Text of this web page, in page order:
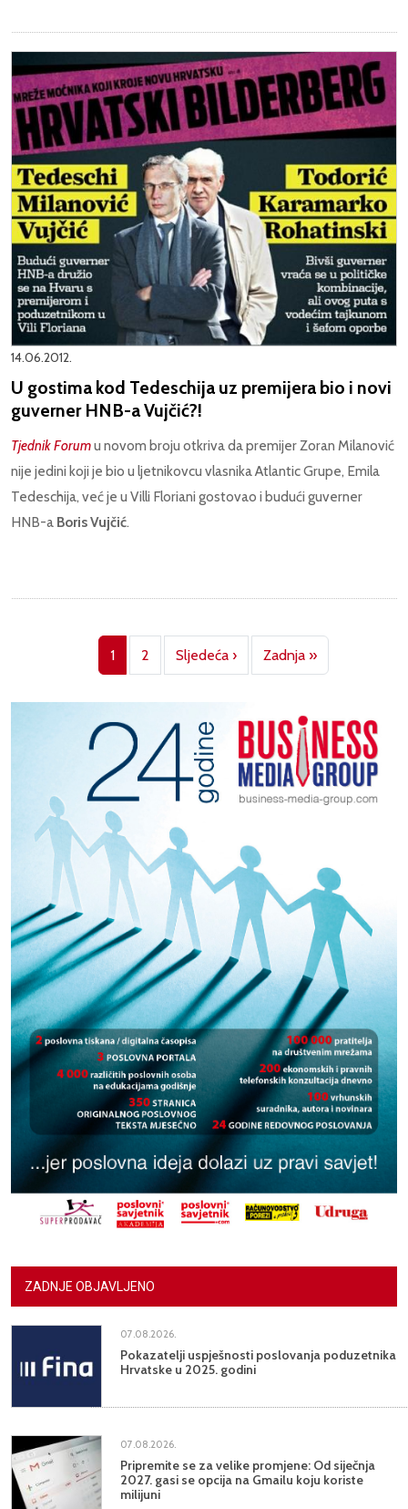
14.06.2012.
U gostima kod Tedeschija uz premijera bio i novi
guverner HNB-a Vujčić?!
Tjednik Forumu novom broju otkriva da premijer Zoran Milanović
nije jedini koji je bio u ljetnikovcu vlasnika Atlantic Grupe, Emila
Tedeschija, već je u Villi Floriani gostovao i budući guverner
HNB-a Boris Vujčić.
1 2 Sljedeća ›Next page
Zadnja »Last page
ZADNJE OBJAVLJENO
07.08.2026.
Pokazatelji uspješnosti poslovanja poduzetnika
Hrvatske u 2025. godini
07.08.2026.
Pripremite se za velike promjene: Od siječnja
2027. gasi se opcija na Gmailu koju koriste
milijuni